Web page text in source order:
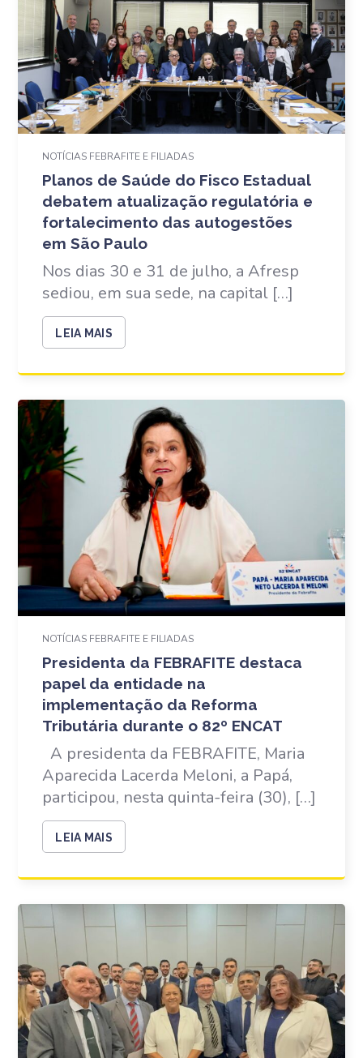
NOTÍCIAS FEBRAFITE E FILIADAS
Planos de Saúde do Fisco Estadual
debatem atualização regulatória e
fortalecimento das autogestões
em São Paulo
Nos dias 30 e 31 de julho, a Afresp
sediou, em sua sede, na capital […]
LEIA MAIS
NOTÍCIAS FEBRAFITE E FILIADAS
Presidenta da FEBRAFITE destaca
papel da entidade na
implementação da Reforma
Tributária durante o 82º ENCAT
A presidenta da FEBRAFITE, Maria
Aparecida Lacerda Meloni, a Papá,
participou, nesta quinta-feira (30), […]
LEIA MAIS